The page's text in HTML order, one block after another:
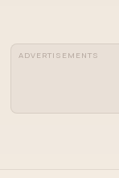
ADVERTISEMENTS